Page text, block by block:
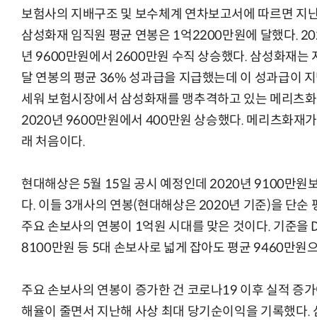
보험사의 지배구조 및 보수체계 연차보고서에 따르면 지
삼성화재 임직원 평균 연봉은 1억2200만원에 달했다.
년 9600만원에서 2600만원 수직 상승했다. 삼성화재는
달 연봉의 평균 36% 성과급을 지급했는데 이 성과급이
세워 보험시장에서 삼성화재를 맹추격하고 있는 메리츠
2020년 9600만원에서 400만원 상승했다. 메리츠화재
래 처음이다.
현대해상은 5월 15일 공시 예정인데 2020년 9100만원
다. 이들 3개사의 연봉(현대해상은 2020년 기준)을 단순
주요 손보사의 연봉이 1억원 시대를 맞은 것이다. 기준
8100만원 등 5대 손보사로 넓게 잡아도 평균 9460만원
주요 손보사의 연봉이 증가한 건 코로나19 이후 실적 증
해율이 줄면서 지난해 사상 최대 당기순이익을 기록했다.